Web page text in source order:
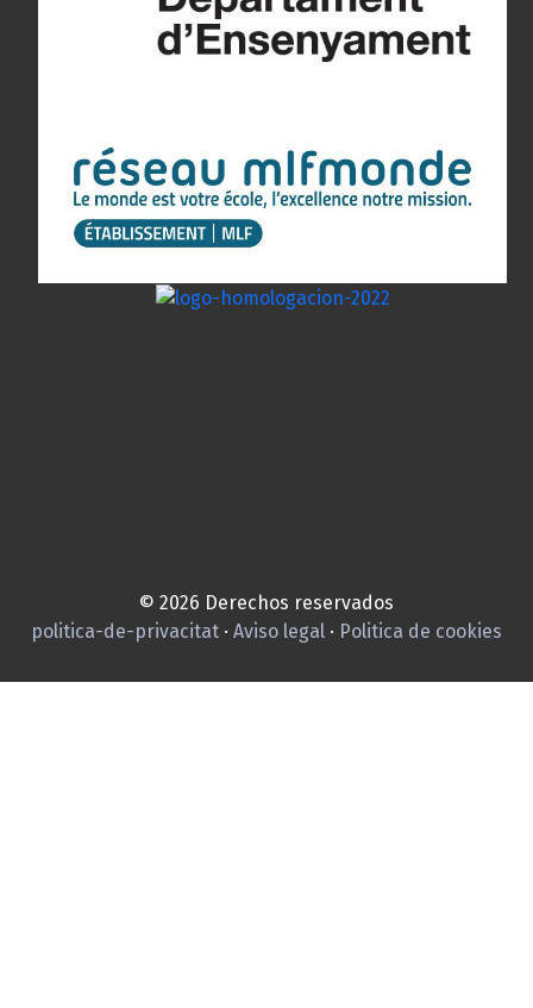
© 2026 Derechos reservados
politica-de-privacitat · Aviso legal · Politica de cookies